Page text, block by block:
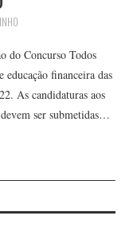
do Concurso Todos
financeira das
As candidaturas aos
ser submetidas…